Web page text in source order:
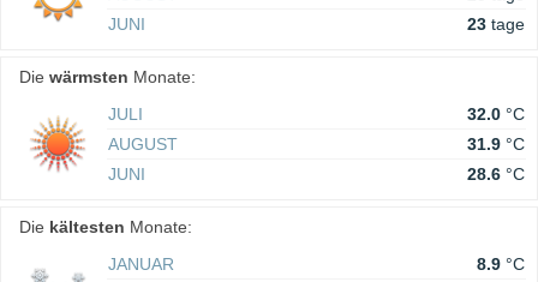
JUNI
23 tage
Die wärmsten Monate:
JULI
32.0 °C
AUGUST
31.9 °C
JUNI
28.6 °C
Die kältesten Monate:
JANUAR
8.9 °C